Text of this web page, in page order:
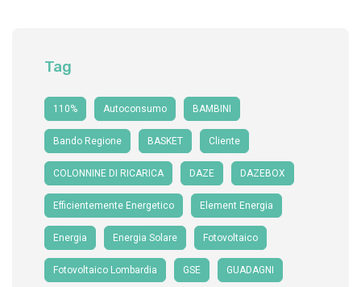
Tag
110% Autoconsumo BAMBINI
Bando Regione BASKET Cliente
COLONNINE DI RICARICA DAZE DAZEBOX
Efficientemente Energetico Element Energia
Energia Energia Solare Fotovoltaico
Fotovoltaico Lombardia GSE GUADAGNI